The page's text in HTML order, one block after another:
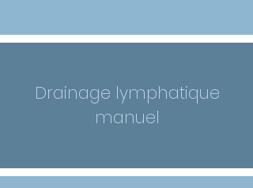
Drainage lymphatique
manuel